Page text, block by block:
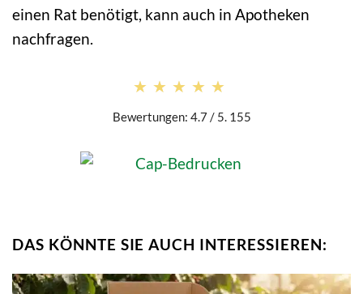
einen Rat benötigt, kann auch in Apotheken
nachfragen.
★★★★★
★★★★★
Bewertungen: 4.7 / 5. 155
DAS KÖNNTE SIE AUCH INTERESSIEREN: